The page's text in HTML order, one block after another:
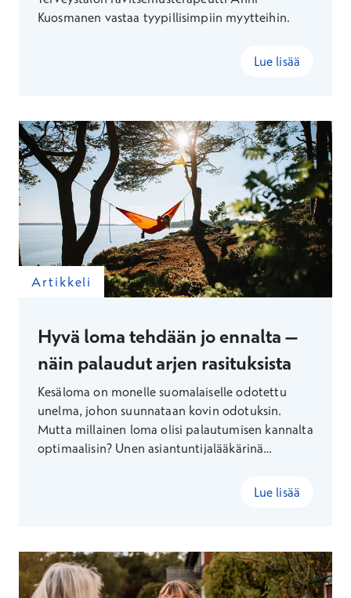
Kuosmanen vastaa tyypillisimpiin myytteihin.
Lue lisää
Artikkeli
Hyvä loma tehdään jo ennalta –
näin palaudut arjen rasituksista
Kesäloma on monelle suomalaiselle odotettu
unelma, johon suunnataan kovin odotuksin.
Mutta millainen loma olisi palautumisen kannalta
optimaalisin? Unen asiantuntijalääkärinä
Lue lisää